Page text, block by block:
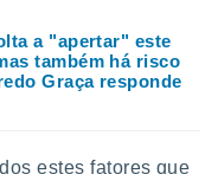
a "apertar" este
também há risco
Graça responde
estes fatores que